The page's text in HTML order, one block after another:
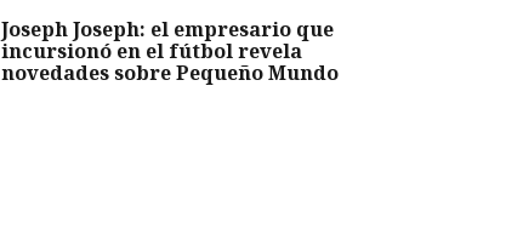
Joseph Joseph: el empresario que
incursionó en el fútbol revela
novedades sobre Pequeño Mundo